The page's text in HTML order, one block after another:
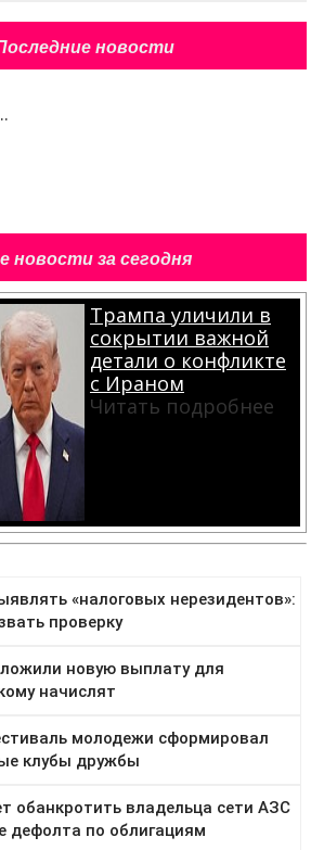
новости
новости за сегодня
Трампа уличили в
сокрытии важной
детали о конфликте
с Ираном
Читать подробнее